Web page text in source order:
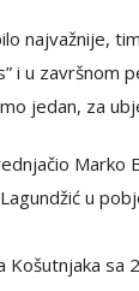
najvažnije,
i u završnom
jedan, za
Marko
u
Košutnjaka sa